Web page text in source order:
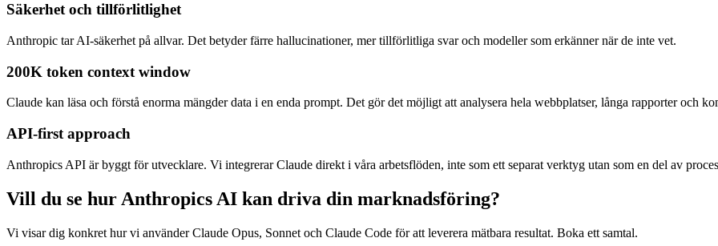
Säkerhet och tillförlitlighet
Anthropic tar AI-säkerhet på allvar. Det betyder färre hallucinationer, mer tillförlitliga svar och modeller som erkänner när de inte vet.
200K token context window
Claude kan läsa och förstå enorma mängder data i en enda prompt. Det gör det möjligt att analysera hela webbplatser, långa rapporter och
API-first approach
Anthropics API är byggt för utvecklare. Vi integrerar Claude direkt i våra arbetsflöden, inte som ett separat verktyg utan som en del av
Vill du se hur Anthropics AI kan driva din marknadsföring?
Vi visar dig konkret hur vi använder Claude Opus, Sonnet och Claude Code för att leverera mätbara resultat. Boka ett samtal.